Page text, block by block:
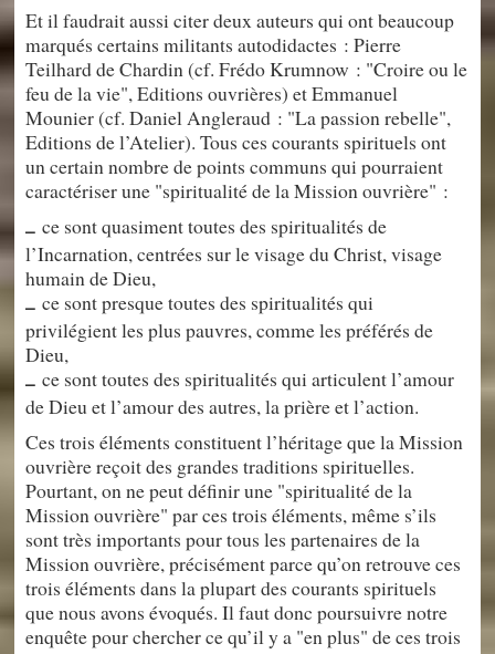
Et il faudrait aussi citer deux auteurs qui ont beaucoup
marqués certains militants autodidactes : Pierre
Teilhard de Chardin (cf. Frédo Krumnow : "Croire ou le
feu de la vie", Editions ouvrières) et Emmanuel
Mounier (cf. Daniel Angleraud : "La passion rebelle",
Editions de l’Atelier). Tous ces courants spirituels ont
un certain nombre de points communs qui pourraient
caractériser une "spiritualité de la Mission ouvrière" :
– ce sont quasiment toutes des spiritualités de
l’Incarnation, centrées sur le visage du Christ, visage
humain de Dieu,
– ce sont presque toutes des spiritualités qui
privilégient les plus pauvres, comme les préférés de
Dieu,
– ce sont toutes des spiritualités qui articulent l’amour
de Dieu et l’amour des autres, la prière et l’action.
Ces trois éléments constituent l’héritage que la Mission
ouvrière reçoit des grandes traditions spirituelles.
Pourtant, on ne peut définir une "spiritualité de la
Mission ouvrière" par ces trois éléments, même s’ils
sont très importants pour tous les partenaires de la
Mission ouvrière, précisément parce qu’on retrouve ces
trois éléments dans la plupart des courants spirituels
que nous avons évoqués. Il faut donc poursuivre notre
enquête pour chercher ce qu’il y a "en plus" de ces trois